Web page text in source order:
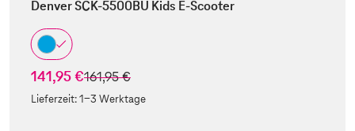
Denver SCK-5500BU Kids E-Scooter
141,95 €statt
161,95 €
Lieferzeit:1-3 Werktage